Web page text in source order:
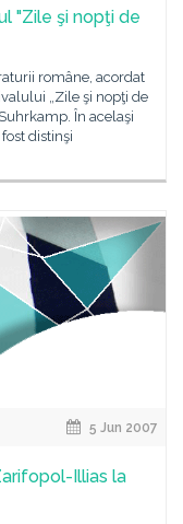
"Zile şi nopţi de
române, acordat
„Zile şi nopţi de
În acelaşi
distinşi
5 Jun 2007
Illias la